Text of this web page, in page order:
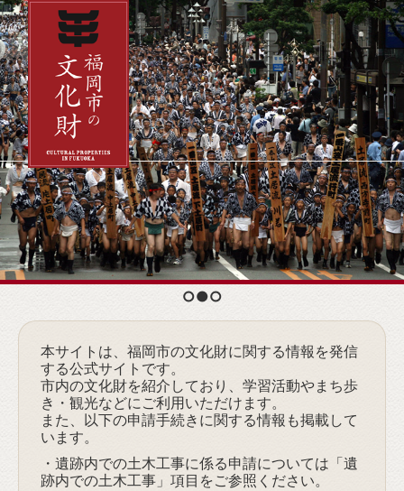
本サイトは、福岡市の文化財に関する情報を発信
する公式サイトです。
市内の文化財を紹介しており、学習活動やまち歩
き・観光などにご利用いただけます。
また、以下の申請手続きに関する情報も掲載して
います。
・遺跡内での土木工事に係る申請については「遺
跡内での土木工事」項目をご参照ください。